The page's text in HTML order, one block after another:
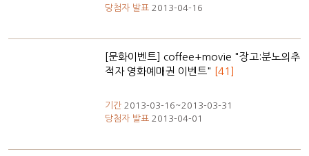
당첨자 발표 2013-04-16
[문화이벤트] coffee+movie "장고:분노의추
적자 영화예매권 이벤트"
[41]
기간 2013-03-16~2013-03-31
당첨자 발표 2013-04-01